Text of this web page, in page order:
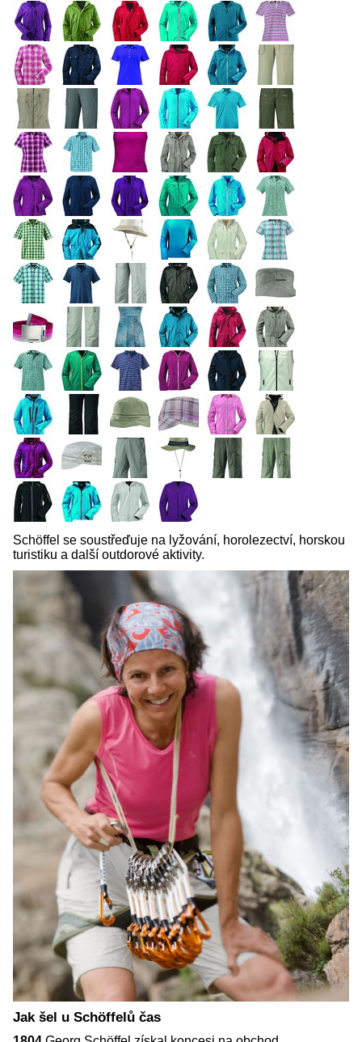
Schöffel se soustřeďuje na lyžování, horolezectví, horskou
turistiku a další outdorové aktivity.
Jak šel u Schöffelů čas